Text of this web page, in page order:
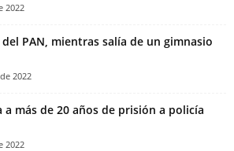
2022
PAN, mientras salía de un gimnasio
2022
a más de 20 años de prisión a policía
2022